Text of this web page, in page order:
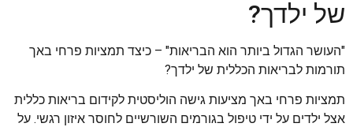
של ילדך?
"העושר הגדול ביותר הוא הבריאות" – כיצד תמציות פרחי באך
תורמות לבריאות הכללית של ילדך?
תמציות פרחי באך מציעות גישה הוליסטית לקידום בריאות כללית
אצל ילדים על ידי טיפול בגורמים השורשיים לחוסר איזון רגשי. על